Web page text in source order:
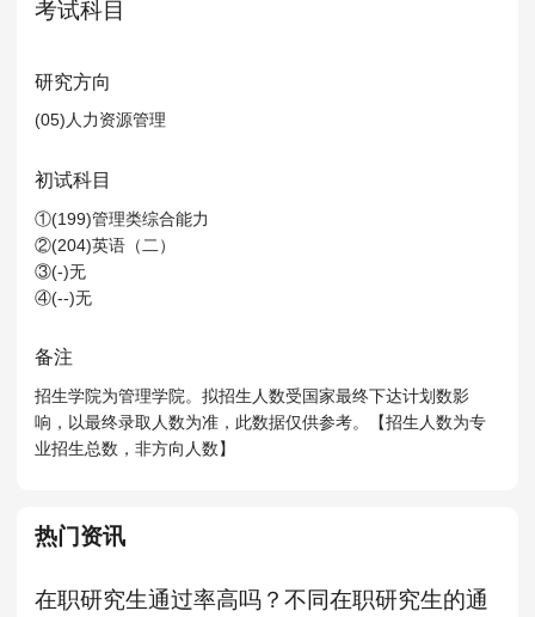
院校库 考试报名
MTA旅游管理
院校库 考试报名
考试真题
报考经验
考试科目
研究方向
(05)人力资源管理
初试科目
①(199)管理类综合能力
②(204)英语（二）
③(-)无
④(--)无
备注
招生学院为管理学院。拟招生人数受国家最终下达计划数影
响，以最终录取人数为准，此数据仅供参考。【招生人数为专
业招生总数，非方向人数】
热门资讯
在职研究生通过率高吗？不同在职研究生的通